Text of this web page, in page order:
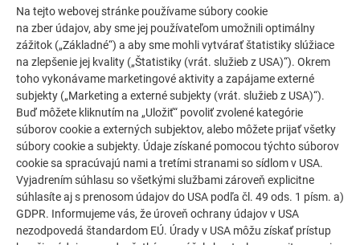
DAJTE SA INŠPIROVAŤ
ĎALŠIE OBJEKTY
Referenčná galéria PREFA ukazuje, aké všestranné
môže byť využitie hliníka. Objavte ďalšie pôsobivé
projekty s odolnými hliníkovými riešeniami PREFA pre
strechy, solárne systémy a fasády.
Na tejto webovej stránke používame súbory cookie
na zber údajov, aby sme jej používateľom umožnili optimálny
zážitok („Základné“) a aby sme mohli vytvárať štatistiky slúžiace
na zlepšenie jej kvality („Štatistiky (vrát. služieb z USA)“). Okrem
toho vykonávame marketingové aktivity a zapájame externé
subjekty („Marketing a externé subjekty (vrát. služieb z USA)“).
Buď môžete kliknutím na „Uložiť“ povoliť zvolené kategórie
súborov cookie a externých subjektov, alebo môžete prijať všetky
súbory cookie a subjekty. Údaje získané pomocou týchto súborov
cookie sa spracúvajú nami a tretími stranami so sídlom v USA.
Vyjadrením súhlasu so všetkými službami zároveň explicitne
súhlasíte aj s prenosom údajov do USA podľa čl. 49 ods. 1 písm. a)
GDPR. Informujeme vás, že úroveň ochrany údajov v USA
nezodpovedá štandardom EÚ. Úrady v USA môžu získať prístup